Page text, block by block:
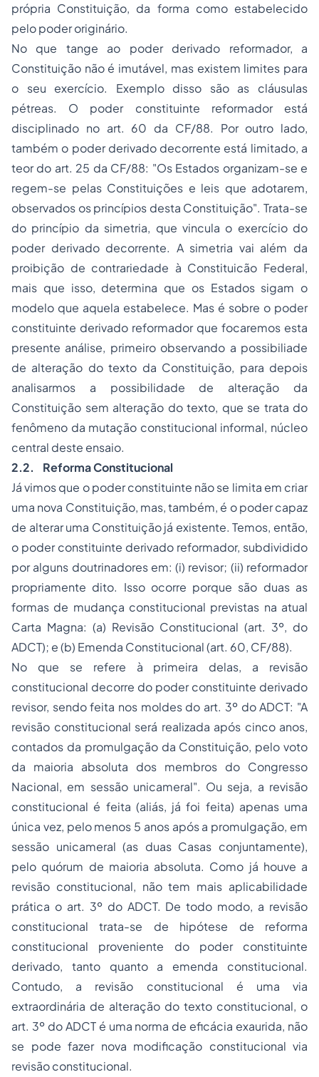
própria Constituição, da forma como estabelecido
pelo poder originário.
No que tange ao poder derivado reformador, a
Constituição não é imutável, mas existem limites para
o seu exercício. Exemplo disso são as cláusulas
pétreas. O poder constituinte reformador está
disciplinado no art. 60 da CF/88. Por outro lado,
também o poder derivado decorrente está limitado, a
teor do art. 25 da CF/88: "Os Estados organizam-se e
regem-se pelas Constituições e leis que adotarem,
observados os princípios desta Constituição". Trata-se
do princípio da simetria, que vincula o exercício do
poder derivado decorrente. A simetria vai além da
proibição de contrariedade à Constituicão Federal,
mais que isso, determina que os Estados sigam o
modelo que aquela estabelece. Mas é sobre o poder
constituinte derivado reformador que focaremos esta
presente análise, primeiro observando a possibiliade
de alteração do texto da Constituição, para depois
analisarmos a possibilidade de alteração da
Constituição sem alteração do texto, que se trata do
fenômeno da mutação constitucional informal, núcleo
central deste ensaio.
2.2. Reforma Constitucional
Já vimos que o poder constituinte não se limita em criar
uma nova Constituição, mas, também, é o poder capaz
de alterar uma Constituição já existente. Temos, então,
o poder constituinte derivado reformador, subdividido
por alguns doutrinadores em: (i) revisor; (ii) reformador
propriamente dito. Isso ocorre porque são duas as
formas de mudança constitucional previstas na atual
Carta Magna: (a) Revisão Constitucional (art. 3º, do
ADCT); e (b) Emenda Constitucional (art. 60, CF/88).
No que se refere à primeira delas, a revisão
constitucional decorre do poder constituinte derivado
revisor, sendo feita nos moldes do art. 3º do ADCT: "A
revisão constitucional será realizada após cinco anos,
contados da promulgação da Constituição, pelo voto
da maioria absoluta dos membros do Congresso
Nacional, em sessão unicameral". Ou seja, a revisão
constitucional é feita (aliás, já foi feita) apenas uma
única vez, pelo menos 5 anos após a promulgação, em
sessão unicameral (as duas Casas conjuntamente),
pelo quórum de maioria absoluta. Como já houve a
revisão constitucional, não tem mais aplicabilidade
prática o art. 3º do ADCT. De todo modo, a revisão
constitucional trata-se de hipótese de reforma
constitucional proveniente do poder constituinte
derivado, tanto quanto a emenda constitucional.
Contudo, a revisão constitucional é uma via
extraordinária de alteração do texto constitucional, o
art. 3º do ADCT é uma norma de eficácia exaurida, não
se pode fazer nova modificação constitucional via
revisão constitucional.